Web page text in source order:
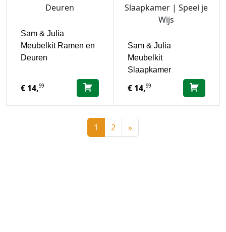
Sam & Julia
Meubelkit Ramen en
Deuren
€ 14,99
Sam & Julia
Meubelkit
Slaapkamer
€14,99
1 2 »